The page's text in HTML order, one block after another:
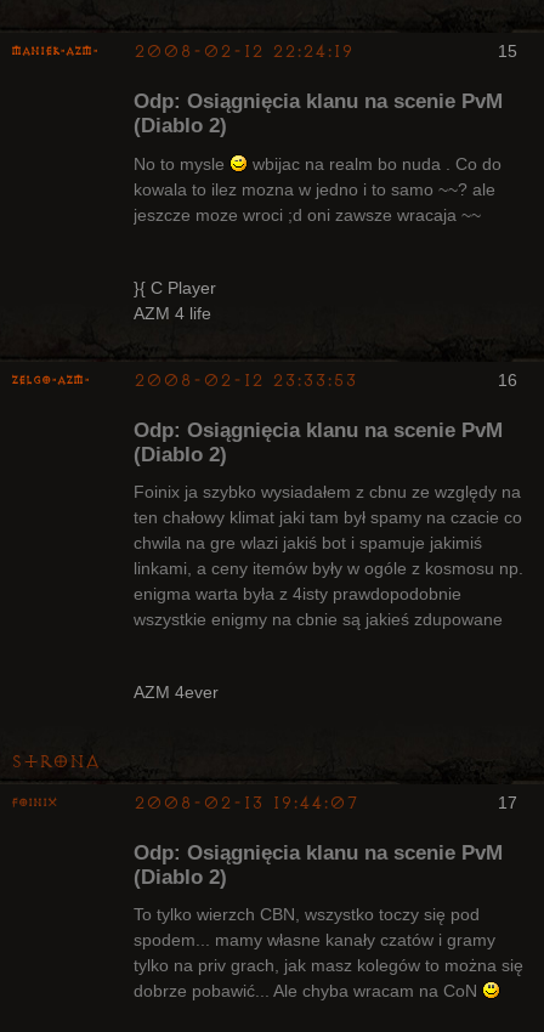
15
Maniek-AZM- 2008-02-12 22:24:19
Odp: Osiągnięcia klanu na scenie PvM
(Diablo 2)
No to mysle
wbijac na realm bo nuda . Co do
kowala to ilez mozna w jedno i to samo ~~? ale
jeszcze moze wroci ;d oni zawsze wracaja ~~
}{ C Player
AZM 4 life
16
ZelgO-AZM- 2008-02-12 23:33:53
Odp: Osiągnięcia klanu na scenie PvM
(Diablo 2)
Foinix ja szybko wysiadałem z cbnu ze względy na
ten chałowy klimat jaki tam był spamy na czacie co
chwila na gre wlazi jakiś bot i spamuje jakimiś
linkami, a ceny itemów były w ogóle z kosmosu np.
enigma warta była z 4isty prawdopodobnie
wszystkie enigmy na cbnie są jakieś zdupowane
AZM 4ever
Strona
17
Foinix 2008-02-13 19:44:07
Odp: Osiągnięcia klanu na scenie PvM
(Diablo 2)
To tylko wierzch CBN, wszystko toczy się pod
spodem... mamy własne kanały czatów i gramy
tylko na priv grach, jak masz kolegów to można się
dobrze pobawić... Ale chyba wracam na CoN